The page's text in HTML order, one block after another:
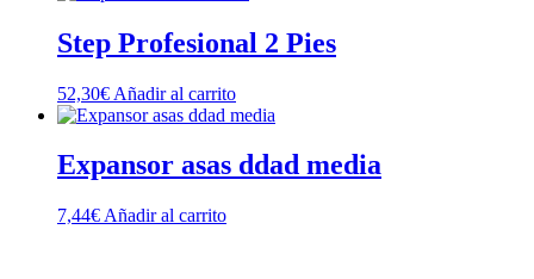
Step Profesional 2 Pies
52,30€ Añadir al carrito
Expansor asas ddad media
7,44€ Añadir al carrito